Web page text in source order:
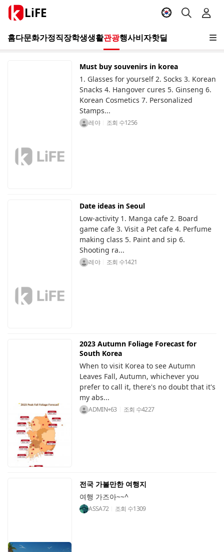
LiFE
홈다문화가정직장학생생활관광행사비자핫딜
Must buy souvenirs in korea
1. Glasses for yourself 2. Socks 3. Korean
Snacks 4. Hangover cures 5. Ginseng 6.
Korean Cosmetics 7. Personalized
Stamps...
레야 조회 수1256
Date ideas in Seoul
Low-activity 1. Manga cafe 2. Board
game cafe 3. Visit a Pet cafe 4. Perfume
making class 5. Paint and sip 6.
Shooting ra...
레야 조회 수1421
2023 Autumn Foliage Forecast for
South Korea
When to visit Korea to see Autumn
Leaves Fall, Autumn, whichever you
prefer to call it, there's no doubt that it's
my abs...
ADMIN+63 조회 수4227
전국 가볼만한 여행지
여행 가즈아~~^
ASSA72 조회 수1309